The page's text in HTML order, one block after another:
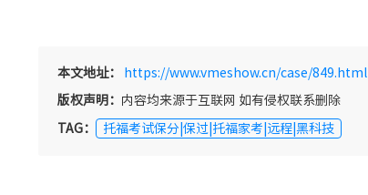
本文地址： https://www.vmeshow.cn/case/849.html
版权声明： 内容均来源于互联网 如有侵权联系删除
TAG： 托福考试保分|保过|托福家考|远程|黑科技